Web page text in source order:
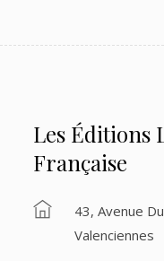
Les Éditions
Française
43, Avenue
Valenciennes